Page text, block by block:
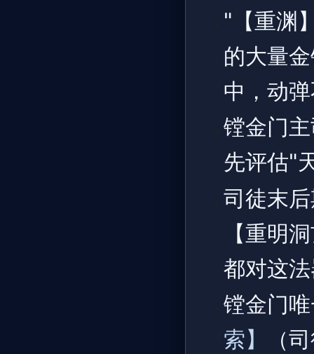
"【重渊
的大量
中，动
镗金门
先评估"
司徒末
【重明
都对这
镗金门
索】
（